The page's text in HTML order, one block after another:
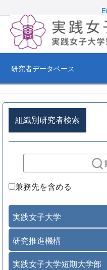
研究者データベース
組織別研究者検索
兼務先を含める
実践女子大学
研究推進機構
実践女子大学短期大学部